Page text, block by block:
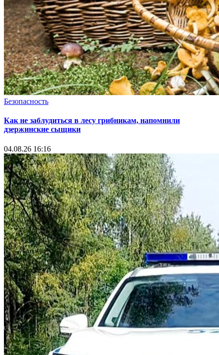
Безопасность
Как не заблудиться в лесу грибникам, напомнили
дзержинские сыщики
04.08.26 16:16